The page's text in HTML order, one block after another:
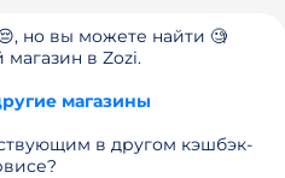
но вы можете найти 🧐
магазин в Zozi.
магазины
в другом кэшбэк-